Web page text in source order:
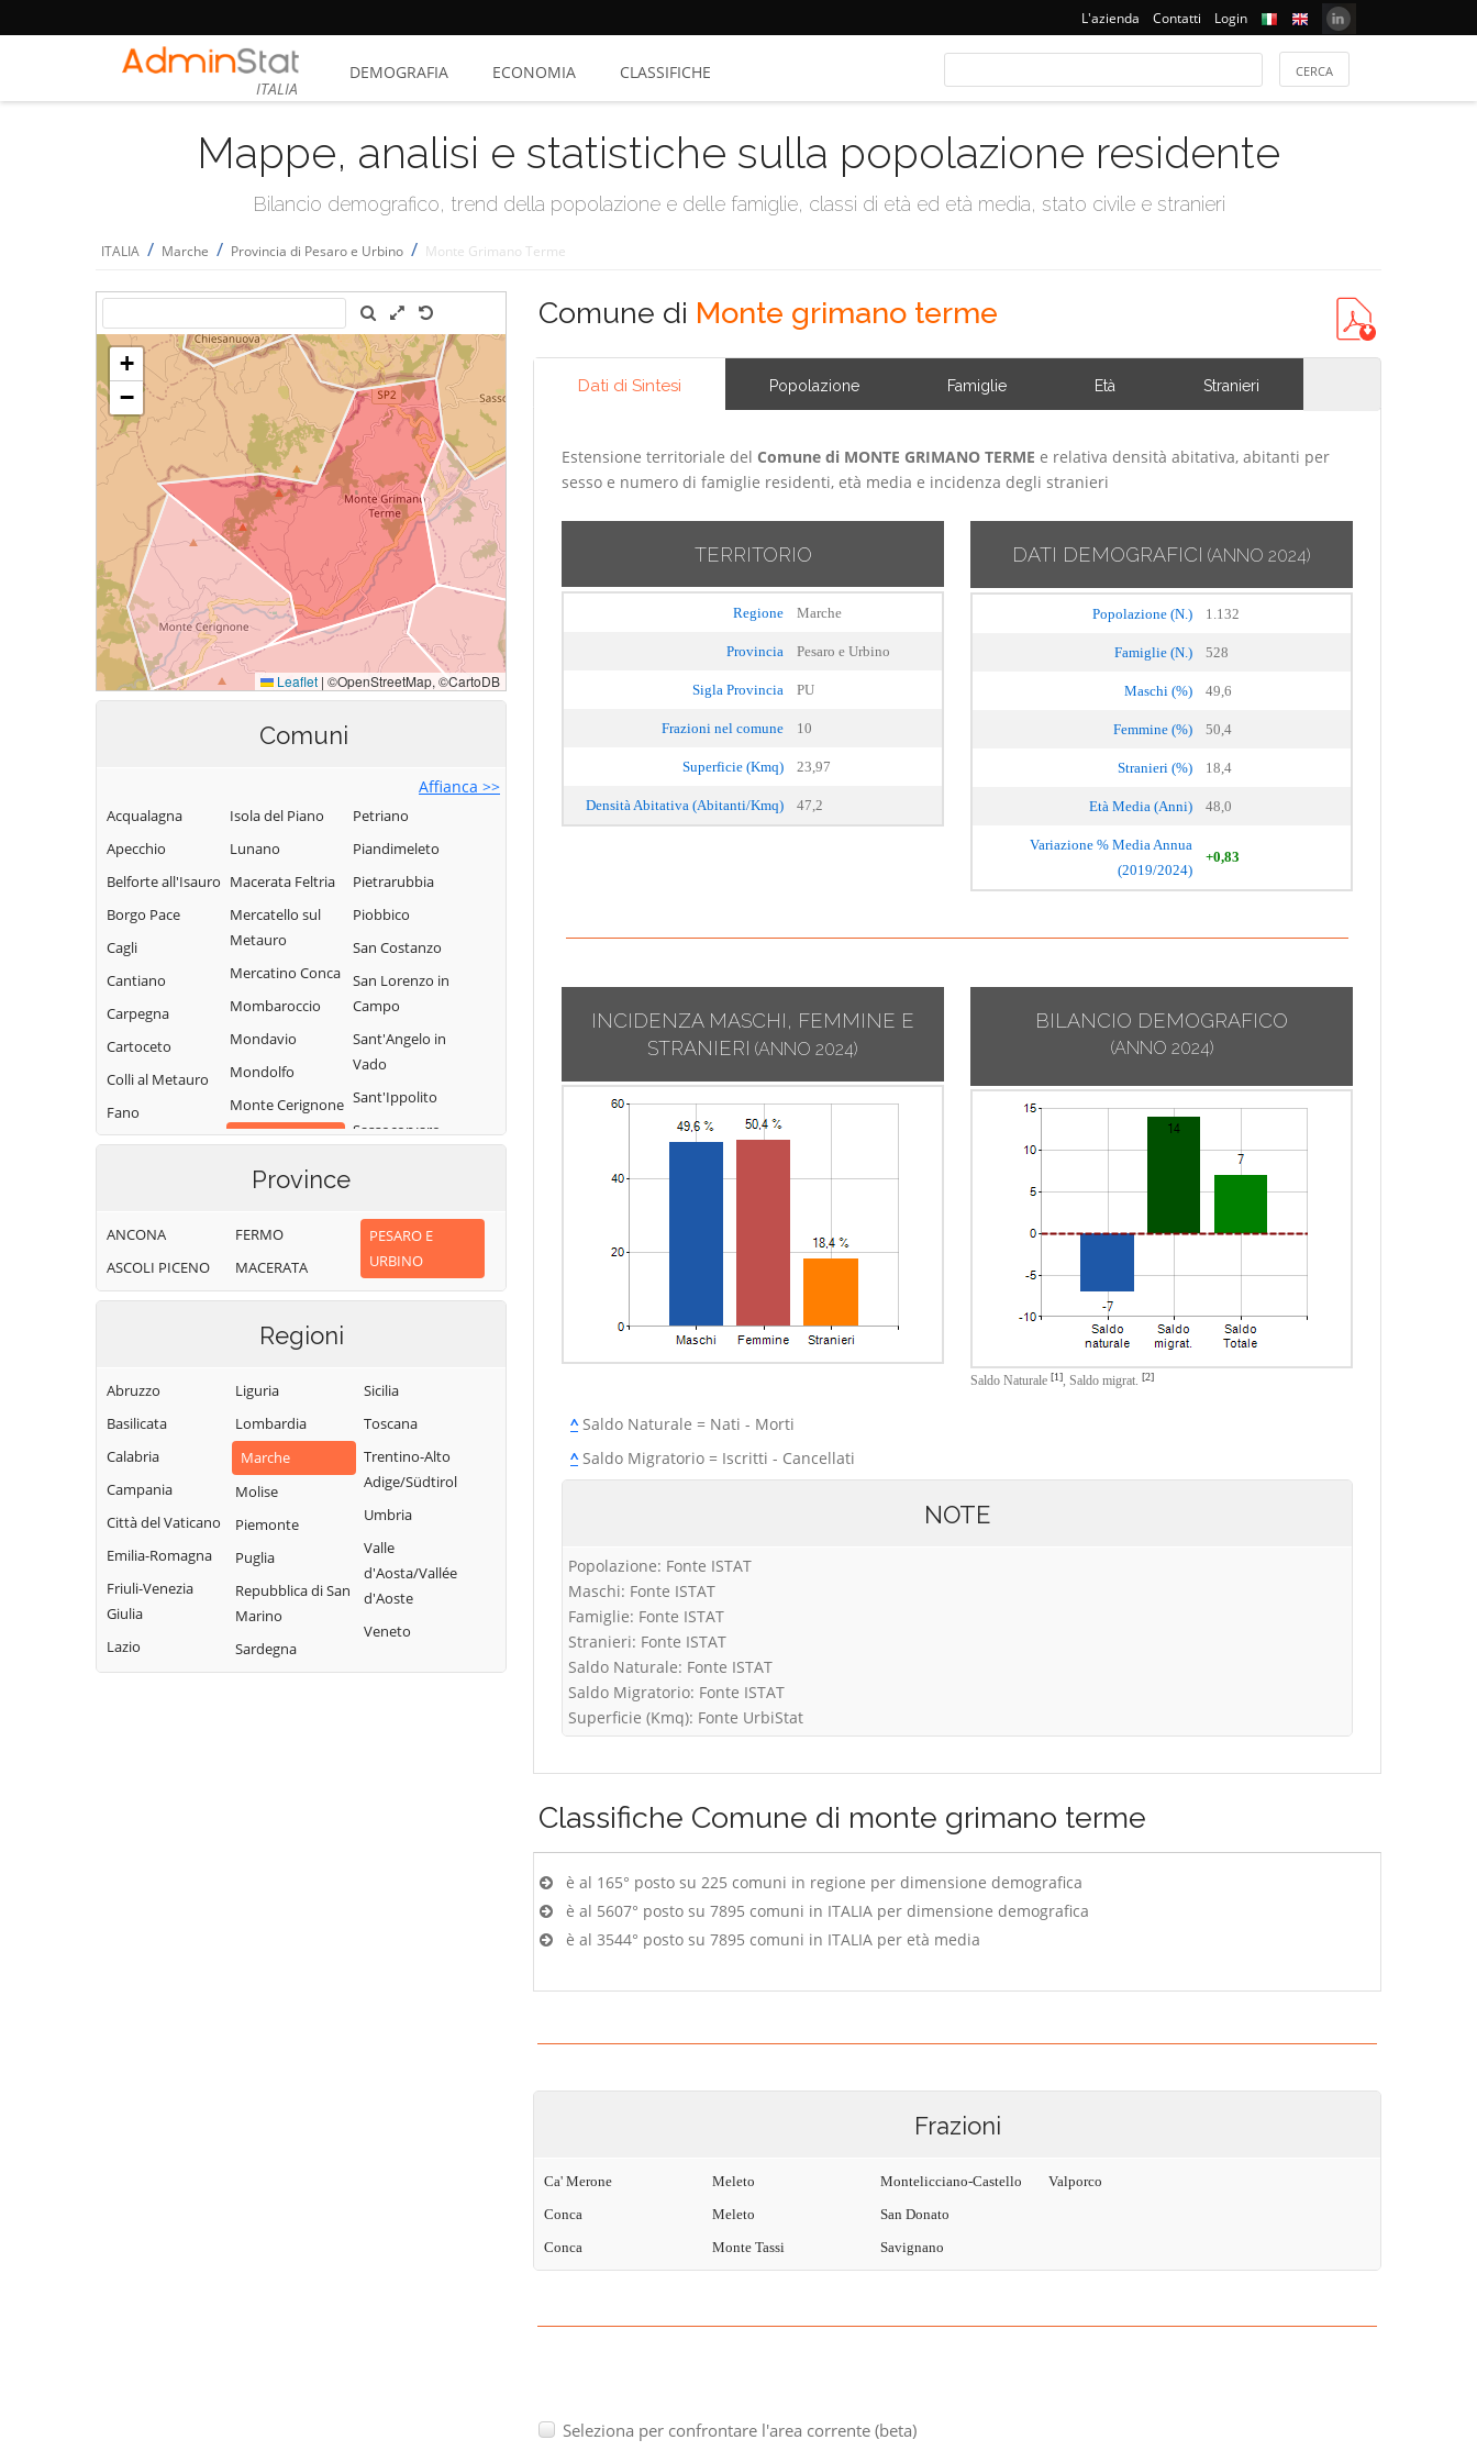
L'azienda Contatti Login
ITALIA
DEMOGRAFIA ECONOMIA CLASSIFICHE
Mappe, analisi e statistiche sulla popolazione residente
Bilancio demografico, trend della popolazione e delle famiglie, classi di età ed età media, stato civile e stranieri
ITALIA / Marche / Provincia di Pesaro e Urbino / Monte Grimano Terme
Comuni
Affianca >>
Acqualagna
Apecchio
Belforte all'Isauro
Borgo Pace
Cagli
Cantiano
Carpegna
Cartoceto
Colli al Metauro
Fano
Fermignano
Frontino
Frontone
Isola del Piano
Lunano
Macerata Feltria
Mercatello sul
Metauro
Mercatino Conca
Mombaroccio
Mondavio
Mondolfo
Monte Cerignone
Monte
Terme
Montelabbate
Peglio
Pergola
Pesaro
Petriano
Piandimeleto
Pietrarubbia
Piobbico
San Costanzo
San Lorenzo in
Campo
Sant'Angelo in
Vado
Sant'Ippolito
Sassocorvaro
Tavoleto
Tavullia
Province
ANCONA
ASCOLI PICENO
FERMO
MACERATA
PESARO E
URBINO
Regioni
Abruzzo
Basilicata
Calabria
Campania
Città del Vaticano
Emilia-Romagna
Friuli-Venezia
Giulia
Lazio
Liguria
Lombardia
Marche
Molise
Piemonte
Puglia
Repubblica di San
Marino
Sardegna
Sicilia
Toscana
Trentino-Alto
Adige/Südtirol
Umbria
Valle
d'Aosta/Vallée
d'Aoste
Veneto
Comune di Monte grimano terme
Dati di Sintesi Popolazione Famiglie Età Stranieri
Estensione territoriale del Comune di MONTE GRIMANO TERME e relativa densità abitativa, abitanti per
sesso e numero di famiglie residenti, età media e incidenza degli stranieri
TERRITORIO
Regione Marche
Provincia Pesaro e Urbino
Sigla Provincia PU
Frazioni nel comune 10
Superficie (Kmq) 23,97
Densità Abitativa (Abitanti/Kmq) 47,2
DATI DEMOGRAFICI (ANNO 2024)
Popolazione (N.) 1.132
Famiglie (N.) 528
Maschi (%) 49,6
Femmine (%) 50,4
Stranieri (%) 18,4
Età Media (Anni) 48,0
Variazione % Media Annua
(2019/2024)
+0,83
INCIDENZA MASCHI, FEMMINE E
STRANIERI (ANNO 2024)
BILANCIO DEMOGRAFICO
(ANNO 2024)
Saldo Naturale [1], Saldo migrat. [2]
^Saldo Naturale = Nati - Morti
^Saldo Migratorio = Iscritti - Cancellati
NOTE
Popolazione: Fonte ISTAT
Maschi: Fonte ISTAT
Famiglie: Fonte ISTAT
Stranieri: Fonte ISTAT
Saldo Naturale: Fonte ISTAT
Saldo Migratorio: Fonte ISTAT
Superficie (Kmq): Fonte UrbiStat
Classifiche Comune di monte grimano terme
è al 165° posto su 225 comuni in regione per dimensione demografica
è al 5607° posto su 7895 comuni in ITALIA per dimensione demografica
è al 3544° posto su 7895 comuni in ITALIA per età media
Frazioni
Ca' Merone
Conca
Conca
Meleto
Meleto
Monte Tassi
Montelicciano-Castello
San Donato
Savignano
Valporco
Seleziona per confrontare l'area corrente (beta)